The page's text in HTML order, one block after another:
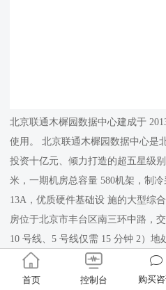
北京联通木樨园数据中心建成于
使用。 北京联通木樨园数据中心是
投资十亿元、倾力打造的超五星级
米，一期机房总容量 580机架，制
13A，优质硬件基础设 施的大型综
房位于北京市丰台区南三环中路，
10 号线、5 号线仅需 15 分钟 2）
樨园及刘家窑长途客运站） 3）地
西站、北京南站）
首页 控制台 购买